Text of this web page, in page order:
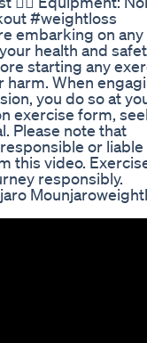
#weightloss
embarking on any
health and
starting any
harm. When
you do so at
exercise form,
Please note that
or
this video.
responsibly.